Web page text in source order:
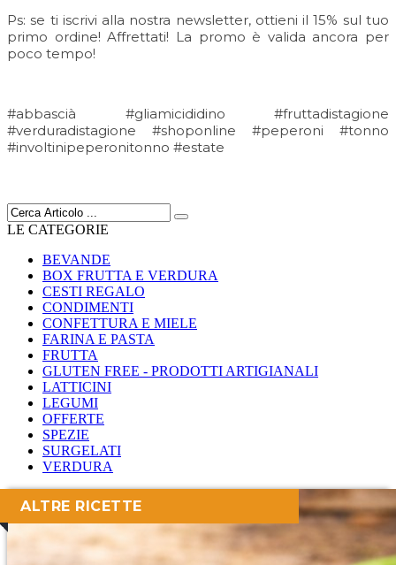
Ps: se ti iscrivi alla nostra newsletter, ottieni il 15% sul tuo
primo ordine! Affrettati! La promo è valida ancora per
poco tempo!
#abbascià #gliamicididino #fruttadistagione
#verduradistagione #shoponline #peperoni #tonno
#involtinipeperonitonno #estate
LE CATEGORIE
BEVANDE
BOX FRUTTA E VERDURA
CESTI REGALO
CONDIMENTI
CONFETTURA E MIELE
FARINA E PASTA
FRUTTA
GLUTEN FREE - PRODOTTI ARTIGIANALI
LATTICINI
LEGUMI
OFFERTE
SPEZIE
SURGELATI
VERDURA
ALTRE RICETTE